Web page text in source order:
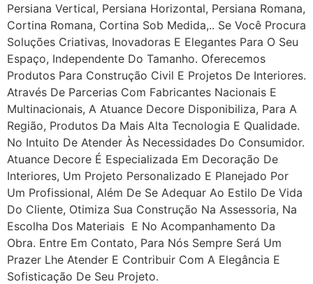
Persiana Vertical, Persiana Horizontal, Persiana Romana,
Cortina Romana, Cortina Sob Medida,.. Se Você Procura
Soluções Criativas, Inovadoras E Elegantes Para O Seu
Espaço, Independente Do Tamanho. Oferecemos
Produtos Para Construção Civil E Projetos De Interiores.
Através De Parcerias Com Fabricantes Nacionais E
Multinacionais, A Atuance Decore Disponibiliza, Para A
Região, Produtos Da Mais Alta Tecnologia E Qualidade.
No Intuito De Atender Às Necessidades Do Consumidor.
Atuance Decore É Especializada Em Decoração De
Interiores, Um Projeto Personalizado E Planejado Por
Um Profissional, Além De Se Adequar Ao Estilo De Vida
Do Cliente, Otimiza Sua Construção Na Assessoria, Na
Escolha Dos Materiais E No Acompanhamento Da
Obra. Entre Em Contato, Para Nós Sempre Será Um
Prazer Lhe Atender E Contribuir Com A Elegância E
Sofisticação De Seu Projeto.